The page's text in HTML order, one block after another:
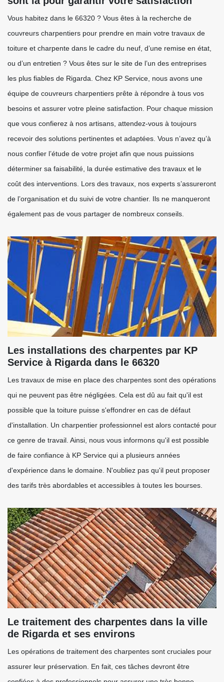
Vous habitez dans le 66320 ? Vous êtes à la recherche de
couvreurs charpentiers pour prendre en main votre travaux de
toiture et charpente dans le cadre du neuf, d’une remise en état,
ou d’un entretien ? Vous êtes sur le site de l’un des entreprises
les plus fiables de Rigarda. Chez KP Service, nous avons une
équipe de couvreurs charpentiers prête à répondre à tous vos
besoins et assurer votre pleine satisfaction. Pour chaque mission
que vous confierez à nos artisans, attendez-vous à toujours
recevoir des solutions pertinentes et adaptées. Vous n’avez qu’à
nous confier l’étude de votre projet afin que nous puissions
déterminer sa faisabilité, la durée estimative des travaux et le
coût des interventions. Lors des travaux, nos experts s’assureront
de l’organisation et du suivi de votre chantier. Ils ne manqueront
également pas de vous partager de nombreux conseils.
Les installations des charpentes par KP
Service à Rigarda dans le 66320
Les travaux de mise en place des charpentes sont des opérations
qui ne peuvent pas être négligées. Cela est dû au fait qu'il est
possible que la toiture puisse s'effondrer en cas de défaut
d'installation. Un charpentier professionnel est alors contacté pour
ce genre de travail. Ainsi, nous vous informons qu'il est possible
de faire confiance à KP Service qui a plusieurs années
d'expérience dans le domaine. N'oubliez pas qu'il peut proposer
des tarifs très abordables et accessibles à toutes les bourses.
Le traitement des charpentes dans la ville
de Rigarda et ses environs
Les opérations de traitement des charpentes sont cruciales pour
assurer leur préservation. En fait, ces tâches devront être